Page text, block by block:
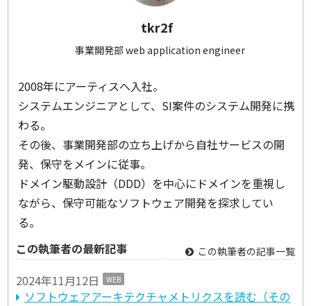
tkr2f
事業開発部 web application engineer
2008年にアーティスへ入社。
システムエンジニアとして、SI案件のシステム開発に携
わる。
その後、事業開発部の立ち上げから自社サービスの開
発、保守をメインに従事。
ドメイン駆動設計（DDD）を中心にドメインを重視し
ながら、保守可能なソフトウェア開発を探求してい
る。
この執筆者の最新記事
この執筆者の記事一覧
2024年11月12日 WEB
ソフトウェアアーキテクチャメトリクスを読む（その